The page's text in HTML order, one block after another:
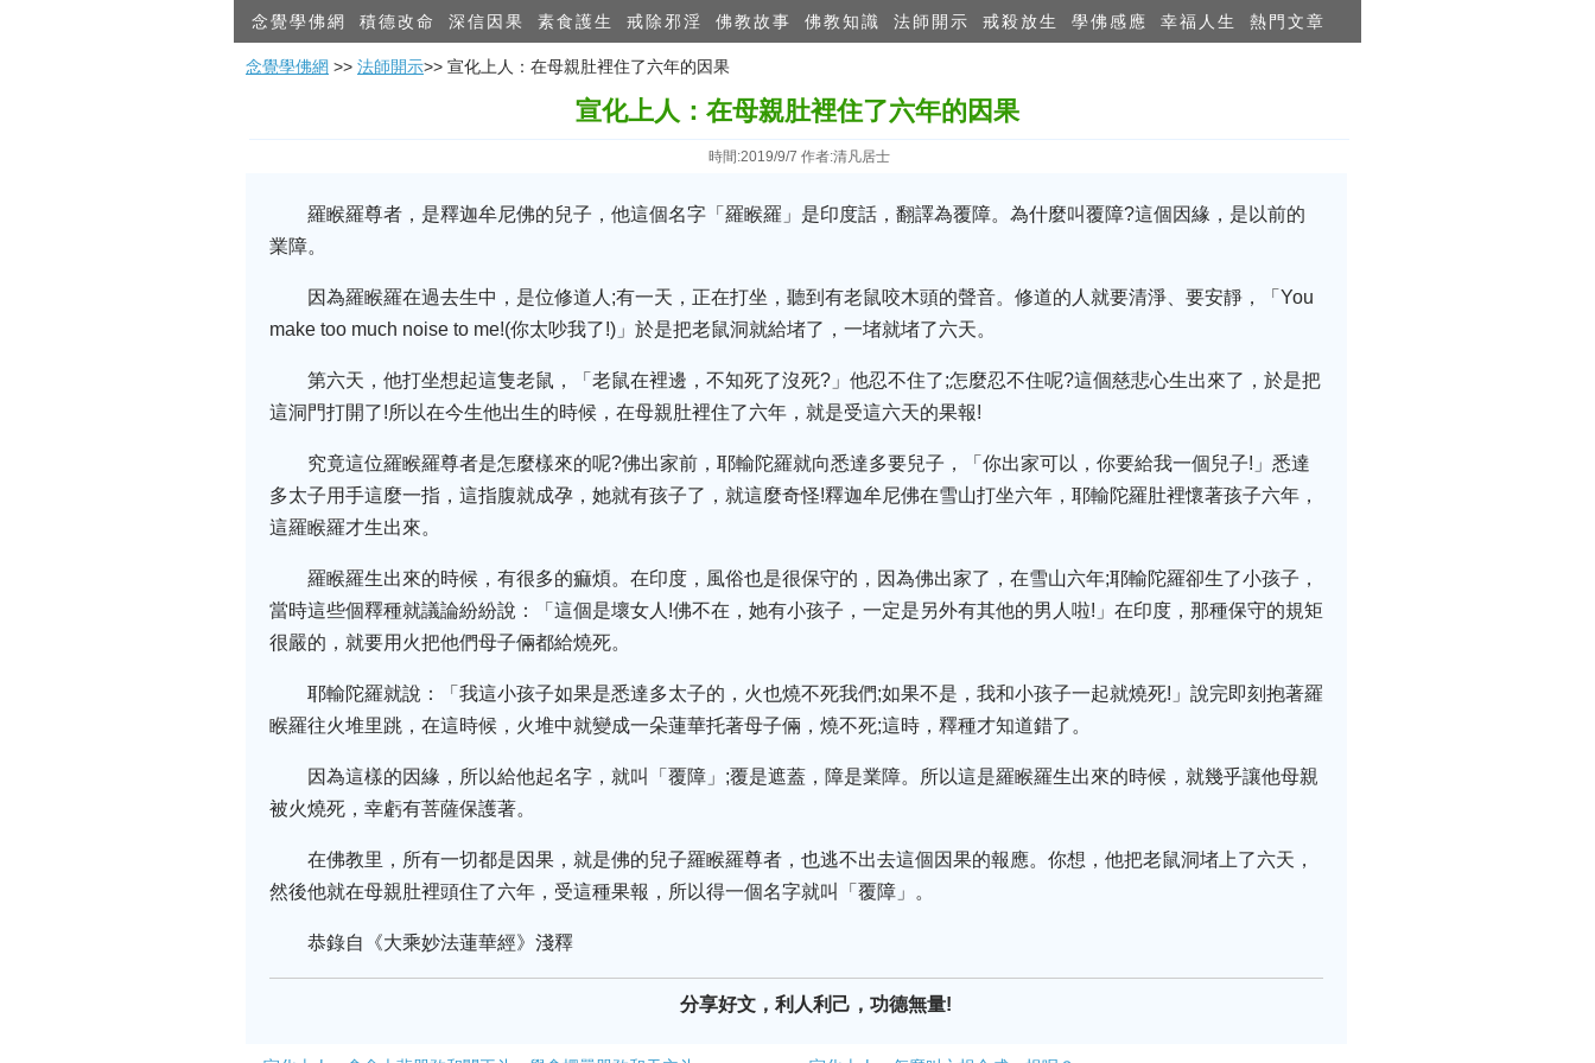
念覺學佛網 積德改命 深信因果 素食護生 戒除邪淫 佛教故事 佛教知識 法師開示 戒殺放生 學佛感應 幸福人生 熱門文章
念覺學佛網 >> 法師開示>> 宣化上人：在母親肚裡住了六年的因果
宣化上人：在母親肚裡住了六年的因果
時間:2019/9/7 作者:清凡居士
羅睺羅尊者，是釋迦牟尼佛的兒子，他這個名字「羅睺羅」是印度話，翻譯為覆障。為什麼叫覆障?這個因緣，是以前的
業障。
因為羅睺羅在過去生中，是位修道人;有一天，正在打坐，聽到有老鼠咬木頭的聲音。修道的人就要清淨、要安靜，「You
make too much noise to me!(你太吵我了!)」於是把老鼠洞就給堵了，一堵就堵了六天。
第六天，他打坐想起這隻老鼠，「老鼠在裡邊，不知死了沒死?」他忍不住了;怎麼忍不住呢?這個慈悲心生出來了，於是把
這洞門打開了!所以在今生他出生的時候，在母親肚裡住了六年，就是受這六天的果報!
究竟這位羅睺羅尊者是怎麼樣來的呢?佛出家前，耶輸陀羅就向悉達多要兒子，「你出家可以，你要給我一個兒子!」悉達
多太子用手這麼一指，這指腹就成孕，她就有孩子了，就這麼奇怪!釋迦牟尼佛在雪山打坐六年，耶輸陀羅肚裡懷著孩子六年，
這羅睺羅才生出來。
羅睺羅生出來的時候，有很多的痲煩。在印度，風俗也是很保守的，因為佛出家了，在雪山六年;耶輸陀羅卻生了小孩子，
當時這些個釋種就議論紛紛說：「這個是壞女人!佛不在，她有小孩子，一定是另外有其他的男人啦!」在印度，那種保守的規矩
很嚴的，就要用火把他們母子倆都給燒死。
耶輸陀羅就說：「我這小孩子如果是悉達多太子的，火也燒不死我們;如果不是，我和小孩子一起就燒死!」說完即刻抱著羅
睺羅往火堆里跳，在這時候，火堆中就變成一朵蓮華托著母子倆，燒不死;這時，釋種才知道錯了。
因為這樣的因緣，所以給他起名字，就叫「覆障」;覆是遮蓋，障是業障。所以這是羅睺羅生出來的時候，就幾乎讓他母親
被火燒死，幸虧有菩薩保護著。
在佛教里，所有一切都是因果，就是佛的兒子羅睺羅尊者，也逃不出去這個因果的報應。你想，他把老鼠洞堵上了六天，
然後他就在母親肚裡頭住了六年，受這種果報，所以得一個名字就叫「覆障」。
恭錄自《大乘妙法蓮華經》淺釋
分享好文，利人利己，功德無量!